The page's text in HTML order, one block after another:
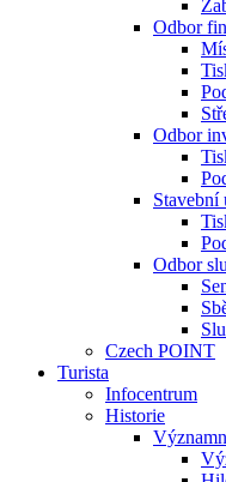
Odbor
Odbor
Stavební
Odbor
Czech POINT
Turista
Infocentrum
Historie